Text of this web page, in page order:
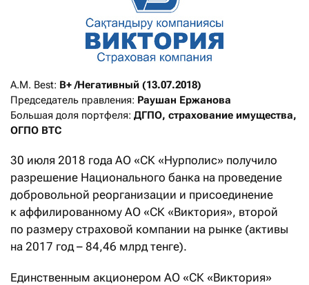
A.M. Best: B+ /Негативный (13.07.2018)
Председатель правления: Раушан Ержанова
Большая доля портфеля: ДГПО, страхование имущества,
ОГПО ВТС
30 июля 2018 года АО «СК «Нурполис» получило
разрешение Национального банка на проведение
добровольной реорганизации и присоединение
к аффилированному АО «СК «Виктория», второй
по размеру страховой компании на рынке (активы
на 2017 год – 84,46 млрд тенге).
Единственным акционером АО «СК «Виктория»